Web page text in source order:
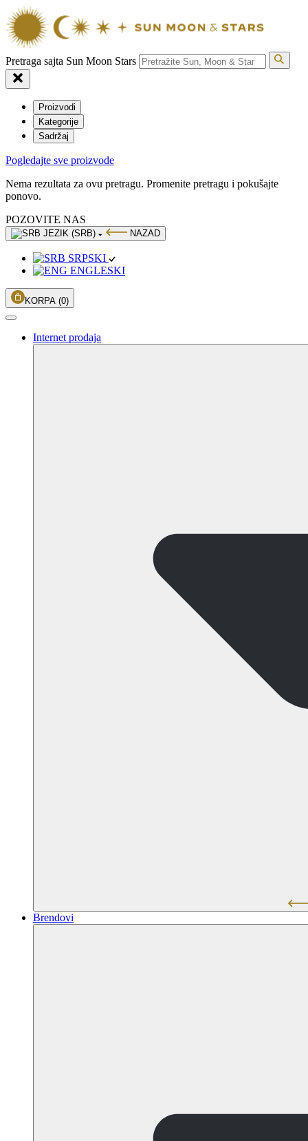
Pretraga sajta Sun Moon Stars
Proizvodi
Kategorije
Sadržaj
Pogledajte sve proizvode
Nema rezultata za ovu pretragu. Promenite pretragu i pokušajte
ponovo.
POZOVITE NAS
JEZIK (SRB) NAZAD
SRPSKI
ENGLESKI
KORPA (0)
Internet prodaja
Brendovi